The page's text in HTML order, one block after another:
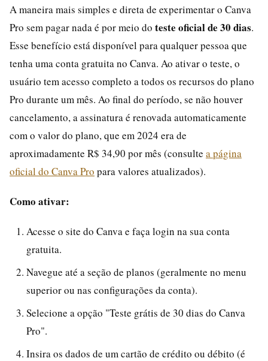
A maneira mais simples e direta de experimentar o Canva
Pro sem pagar nada é por meio do teste oficial de 30 dias.
Esse benefício está disponível para qualquer pessoa que
tenha uma conta gratuita no Canva. Ao ativar o teste, o
usuário tem acesso completo a todos os recursos do plano
Pro durante um mês. Ao final do período, se não houver
cancelamento, a assinatura é renovada automaticamente
com o valor do plano, que em 2024 era de
aproximadamente R$ 34,90 por mês (consulte a página
oficial do Canva Pro para valores atualizados).
Como ativar:
Acesse o site do Canva e faça login na sua conta
gratuita.
Navegue até a seção de planos (geralmente no menu
superior ou nas configurações da conta).
Selecione a opção "Teste grátis de 30 dias do Canva
Pro".
Insira os dados de um cartão de crédito ou débito (é